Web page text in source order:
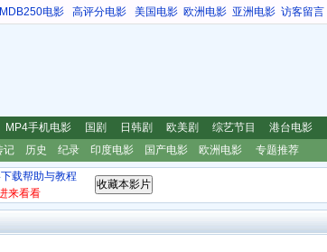
IMDB250电影 高评分电影 美国电影 欧洲电影 亚洲电影 访客留言
MP4手机电影 国剧 日韩剧 欧美剧 综艺节目 港台电影
记 历史 纪录 印度电影 国产电影 欧洲电影 专题推荐
载帮助与教程
来看看